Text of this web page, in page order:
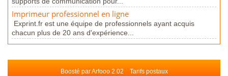
Imprimeur professionnel en ligne
Exprint.fr est une équipe de professionnels ayant acquis
chacun plus de 20 ans d'expérience...
Boosté par Arfooo 2.02 Tarifs postaux